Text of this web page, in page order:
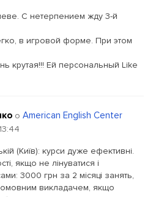
С нетерпением жду 3-й
в игровой форме. При этом
крутая!!! Ей персональный Like
о American English Center
(Київ): курси дуже ефективні.
якщо не лінуватися і
3000 грн за 2 місяці занять,
викладачем, якщо